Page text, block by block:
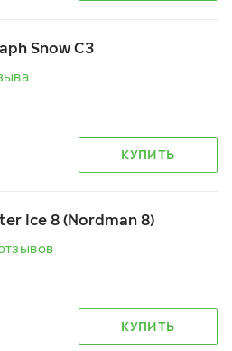
Snow C3
КУПИТЬ
Ice 8 (Nordman 8)
КУПИТЬ